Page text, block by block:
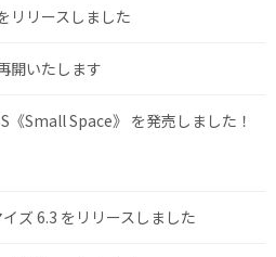
リリースしました
開いたします
《Small Space》 を発売しました！
ズ 6.3 をリリースしました